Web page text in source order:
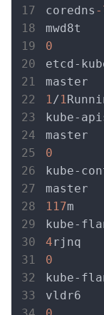
coredns -
0
etcd-
1 /1
kube-
0
kube-
master
117m
kube-
4
0
kube-